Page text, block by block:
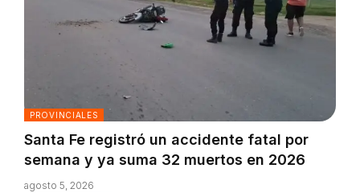
PROVINCIALES
Santa Fe registró un accidente fatal por
semana y ya suma 32 muertos en 2026
agosto 5, 2026